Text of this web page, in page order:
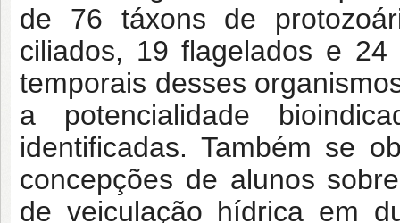
de 76 táxons de
ciliados, 19 flagelados e
temporais desses
a potencialidade
identificadas. Também se
concepções de alunos
de veiculação hídrica em